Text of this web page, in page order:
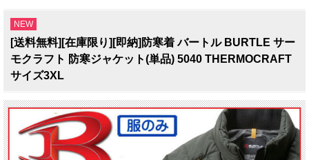
NEW
[送料無料][在庫限り][即納]防寒着 バートル BURTLE サー
モクラフト 防寒ジャケット(単品) 5040 THERMOCRAFT
サイズ3XL